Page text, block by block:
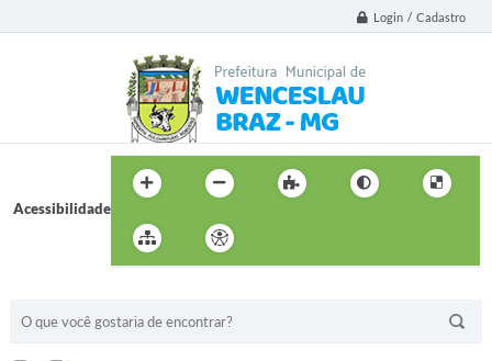
Login / Cadastro
Acessibilidade